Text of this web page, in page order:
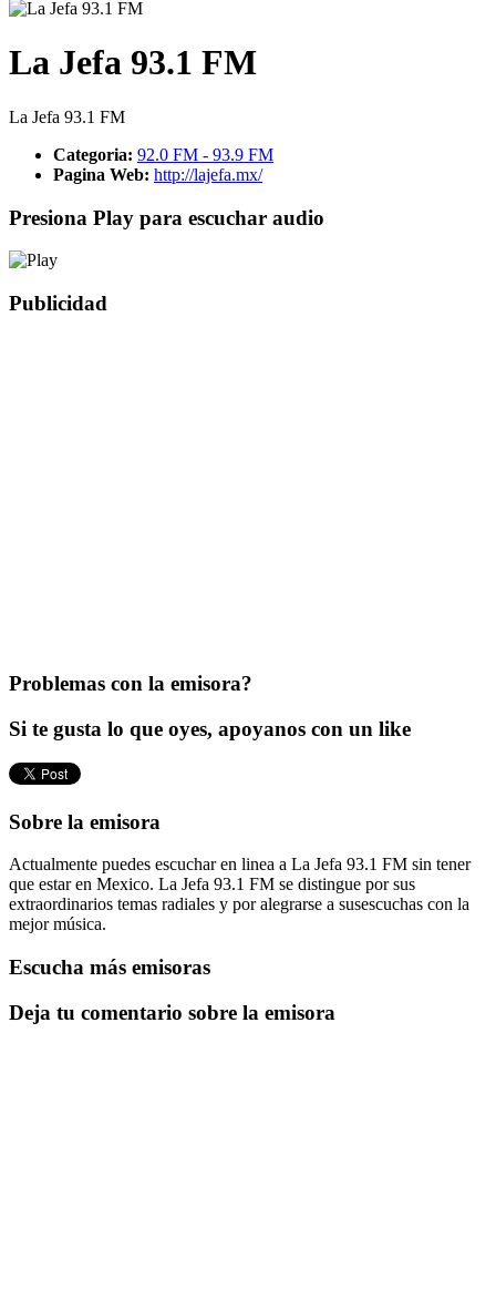
La Jefa 93.1 FM
La Jefa 93.1 FM
Categoria: 92.0 FM - 93.9 FM
Pagina Web: http://lajefa.mx/
Presiona Play para escuchar audio
Publicidad
Problemas con la emisora?
Si te gusta lo que oyes, apoyanos con un like
Sobre la emisora
Actualmente puedes escuchar en linea a La Jefa 93.1 FM sin tener
que estar en Mexico. La Jefa 93.1 FM se distingue por sus
extraordinarios temas radiales y por alegrarse a susescuchas con la
mejor música.
Escucha más emisoras
Deja tu comentario sobre la emisora